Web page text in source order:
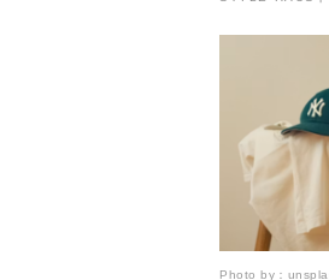
Photo by：